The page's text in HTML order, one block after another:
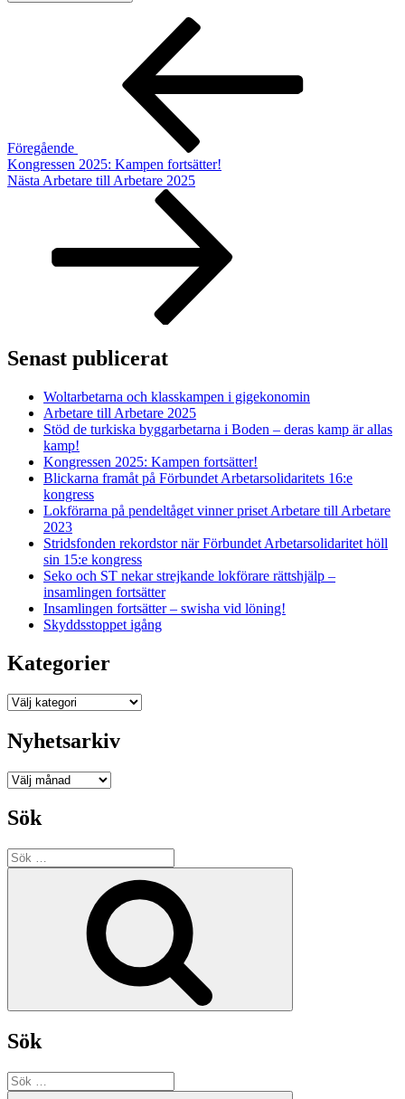
Inläggsnavigering
Föregående
Kongressen 2025: Kampen fortsätter!
Nästa
Nästa Arbetare till Arbetare 2025
Senast publicerat
Woltarbetarna och klasskampen i gigekonomin
Arbetare till Arbetare 2025
Stöd de turkiska byggarbetarna i Boden – deras kamp är allas
kamp!
Kongressen 2025: Kampen fortsätter!
Blickarna framåt på Förbundet Arbetarsolidaritets 16:e
kongress
Lokförarna på pendeltåget vinner priset Arbetare till Arbetare
2023
Stridsfonden rekordstor när Förbundet Arbetarsolidaritet höll
sin 15:e kongress
Seko och ST nekar strejkande lokförare rättshjälp –
insamlingen fortsätter
Insamlingen fortsätter – swisha vid löning!
Skyddsstoppet igång
Kategorier
Kategorier
Nyhetsarkiv
Nyhetsarkiv
Sök
Sök
efter:
Sök
Sök
efter: